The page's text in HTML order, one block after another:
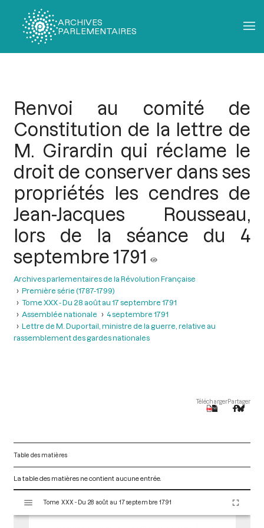
ARCHIVES
PARLEMENTAIRES
Renvoi au comité de
Constitution de la lettre de
M. Girardin qui réclame le
droit de conserver dans ses
propriétés les cendres de
Jean-Jacques Rousseau,
lors de la séance du 4
septembre 1791
Archives parlementaires de la Révolution Française
Première série (1787-1799)
Tome XXX - Du 28 août au 17 septembre 1791
Assemblée nationale
4 septembre 1791
Lettre de M. Duportail, ministre de la guerre, relative au
rassemblement des gardes nationales
TéléchargerPartager
Table des matières
La table des matières ne contient aucune entrée.
s
Tome XXX - Du 28 août au 17 septembre 1791